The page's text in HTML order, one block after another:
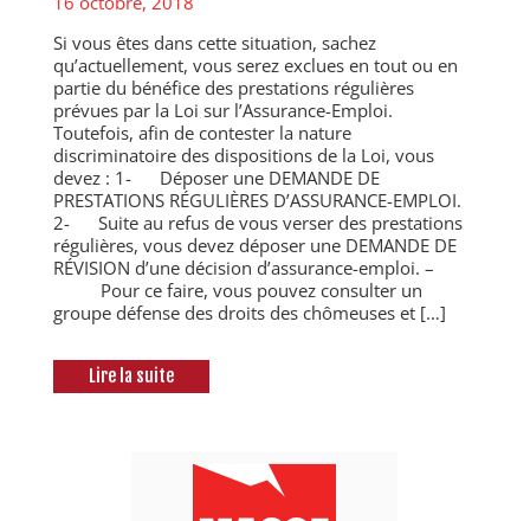
Si vous êtes dans cette situation, sachez
qu’actuellement, vous serez exclues en tout ou en
partie du bénéfice des prestations régulières
prévues par la Loi sur l’Assurance-Emploi.
Toutefois, afin de contester la nature
discriminatoire des dispositions de la Loi, vous
devez : 1- Déposer une DEMANDE DE
PRESTATIONS RÉGULIÈRES D’ASSURANCE-EMPLOI.
2- Suite au refus de vous verser des prestations
régulières, vous devez déposer une DEMANDE DE
RÉVISION d’une décision d’assurance-emploi. –
Pour ce faire, vous pouvez consulter un
groupe défense des droits des chômeuses et […]
Lire la suite